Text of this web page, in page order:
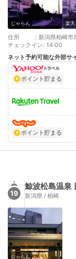
じゃらん 楽天
住所 : 新潟県柏崎
チェックイン: 14:00
ネット予約可能な外部サ
ポイント貯まる
ポイント貯まる
19
鯨波松島温泉
新潟県 / 柏崎
じゃらん